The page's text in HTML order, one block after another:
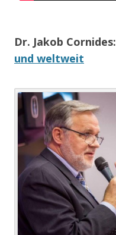
Dr. Jakob Cornides:
und weltweit